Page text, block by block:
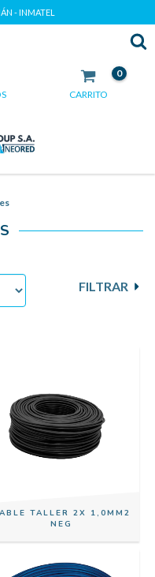
- INMATEL
CARRITO
0
FILTRAR
TALLER 2X 1,0MM2
NEG